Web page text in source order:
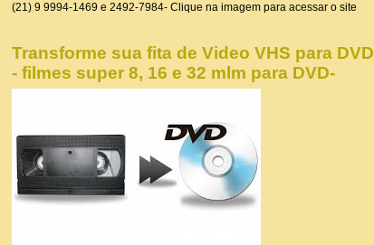
(21) 9 9994-1469 e 2492-7984- Clique na imagem para acessar o site
Transforme sua fita de Video VHS para DVD
- filmes super 8, 16 e 32 mlm para DVD-